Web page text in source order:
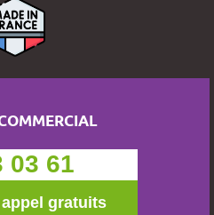
03 61
gratuits